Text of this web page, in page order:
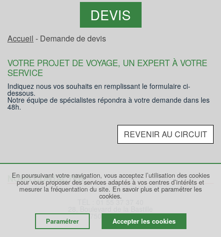
DEVIS
Accueil - Demande de devis
VOTRE PROJET DE VOYAGE, UN EXPERT À VOTRE
SERVICE
Indiquez nous vos souhaits en remplissant le formulaire ci-
dessous.
Notre équipe de spécialistes répondra à votre demande dans les
48h.
REVENIR AU CIRCUIT
NOUS CONTACTER
75012 PARIS
En poursuivant votre navigation, vous acceptez l’utilisation des cookies
pour vous proposer des services adaptés à vos centres d’intérêts et
mesurer la fréquentation du site. En savoir plus et paramétrer les
cookies.
Paramétrer Accepter les cookies